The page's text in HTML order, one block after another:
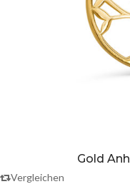
Gold
Vergleichen